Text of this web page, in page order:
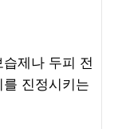
제나 두피 전
진정시키는